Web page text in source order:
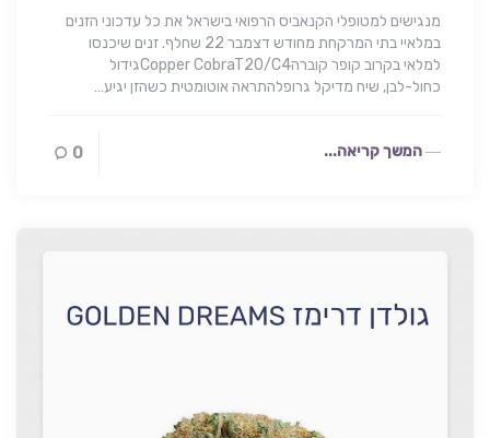
מנגישים למטופלי הקנאביס הרפואי בישראל את כל עדכוני הזנים
במלאיי בתי המרקחת מחודש דצמבר 22 שחלף. זנים שיכנסו
למלאי בקרוב קופר קוברהCopper CobraT20/C4גידול
כחול-לבן, שיח מדיקל גרופלהתראה אוטומטית כשהזן יגיע…
המשך קריאה... 0